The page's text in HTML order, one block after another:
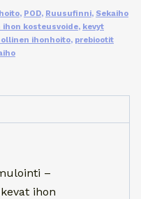
, POD, Ruusufinni, Sekaiho
ihon kosteusvoide, kevyt
ihonhoito, prebiootit
–
ihon